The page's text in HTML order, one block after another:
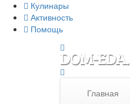
Кулинары
Активность
Помощь
Главная